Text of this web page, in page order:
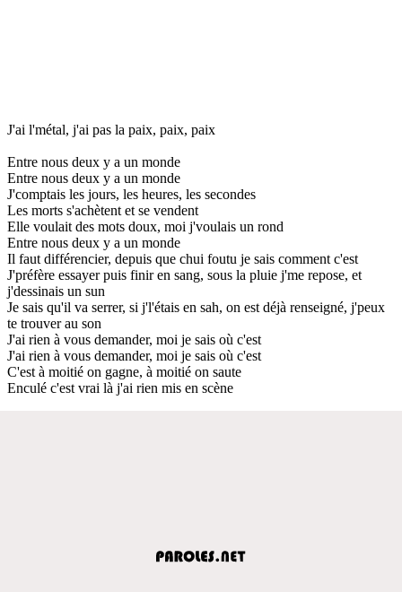
J'ai l'métal, j'ai pas la paix, paix, paix
Entre nous deux y a un monde
Entre nous deux y a un monde
J'comptais les jours, les heures, les secondes
Les morts s'achètent et se vendent
Elle voulait des mots doux, moi j'voulais un rond
Entre nous deux y a un monde
Il faut différencier, depuis que chui foutu je sais comment c'est
J'préfère essayer puis finir en sang, sous la pluie j'me repose, et
j'dessinais un sun
Je sais qu'il va serrer, si j'l'étais en sah, on est déjà renseigné, j'peux
te trouver au son
J'ai rien à vous demander, moi je sais où c'est
J'ai rien à vous demander, moi je sais où c'est
C'est à moitié on gagne, à moitié on saute
Enculé c'est vrai là j'ai rien mis en scène